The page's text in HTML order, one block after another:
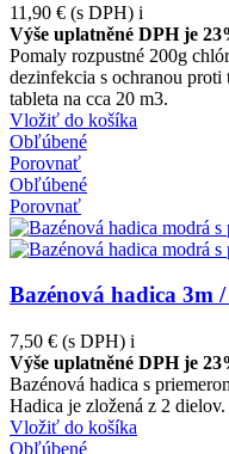
11,90 € (s DPH) i
Výše uplatněné DPH je
Pomaly rozpustné 200g
dezinfekcia s ochranou
tableta na cca 20 m3.
Vložiť do košíka
Obľúbené
Porovnať
Obľúbené
Porovnať
Bazénová hadica 3m
7,50 € (s DPH) i
Výše uplatněné DPH je
Bazénová hadica s
Hadica je zložená z 2
Vložiť do košíka
Obľúbené